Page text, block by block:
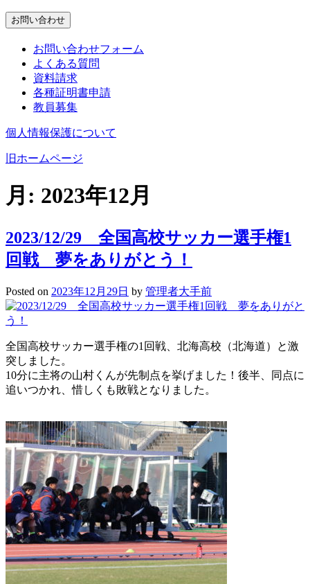
お問い合わせ
お問い合わせフォーム
よくある質問
資料請求
各種証明書申請
教員募集
個人情報保護について
旧ホームページ
月: 2023年12月
2023/12/29 全国高校サッカー選手権1
回戦 夢をありがとう！
Posted on 2023年12月29日 by 管理者大手前
全国高校サッカー選手権の1回戦、北海高校（北海道）と激
突しました。
10分に主将の山村くんが先制点を挙げました！後半、同点に
追いつかれ、惜しくも敗戦となりました。